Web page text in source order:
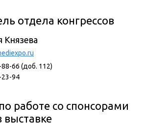
отдела конгрессов
Князева
66 (доб. 112)
23-94
работе со спонсорами
выставке